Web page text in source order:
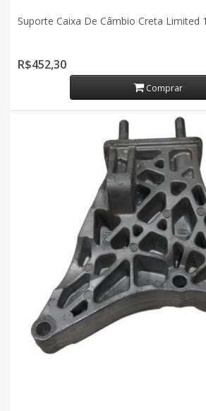
Suporte Caixa De Câmbio Creta Limited
R$452,30
Comprar